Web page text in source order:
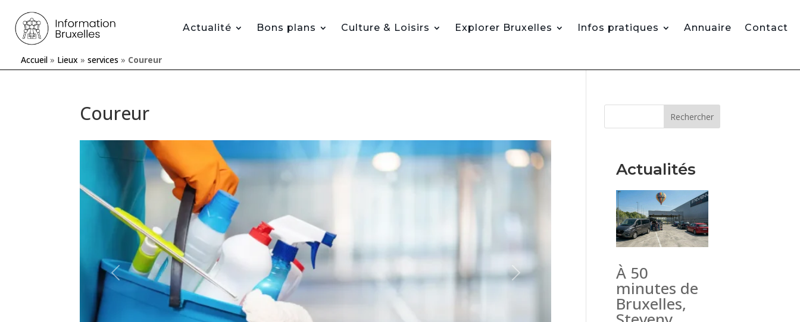
Actualité Bons plans Culture & Loisirs Explorer Bruxelles Infos pratiques Annuaire Contact
Accueil » Lieux » services » Coureur
Coureur
Précédente Prochaine
Rechercher
Actualités
À 50
minutes de
Bruxelles,